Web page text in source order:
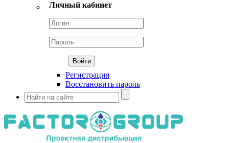
Личный кабинет
Регистрация
Восстановить пароль